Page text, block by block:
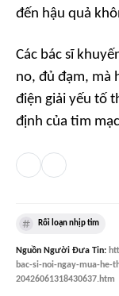
đến hậu quả
Các bác sĩ
no, đủ đạm, mà
điện giải yếu tố
định của tim
Rối loạn nhịp tim
Nguồn Người Đưa Tin:
bac-si-noi-ngay-mua-he-
20426061318430637.htm